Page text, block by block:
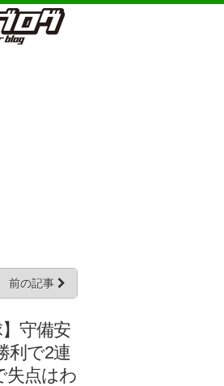
前の記事
】守備安
利で2連
失点はわ